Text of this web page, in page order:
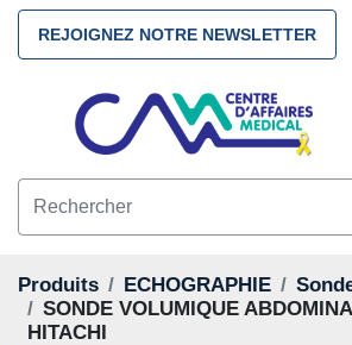
REJOIGNEZ NOTRE NEWSLETTER
Produits ECHOGRAPHIE
SONDE VOLUMIQUE
HITACHI